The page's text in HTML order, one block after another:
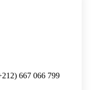
667 066 799